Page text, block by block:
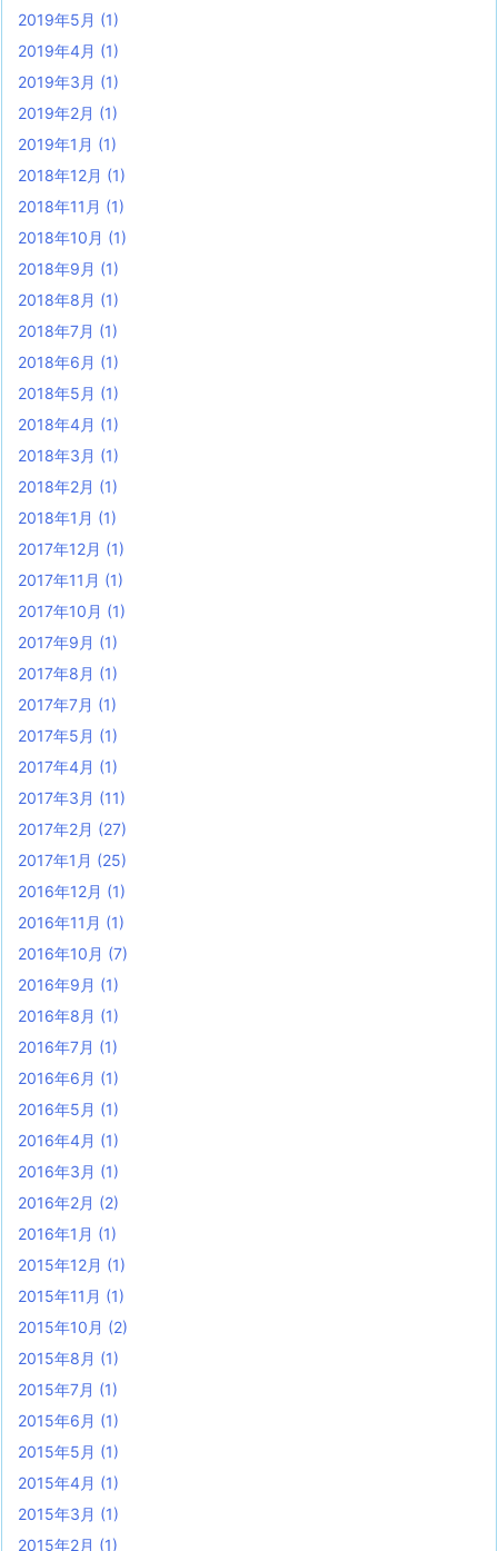
2019年5月 (1)
2019年4月 (1)
2019年3月 (1)
2019年2月 (1)
2019年1月 (1)
2018年12月 (1)
2018年11月 (1)
2018年10月 (1)
2018年9月 (1)
2018年8月 (1)
2018年7月 (1)
2018年6月 (1)
2018年5月 (1)
2018年4月 (1)
2018年3月 (1)
2018年2月 (1)
2018年1月 (1)
2017年12月 (1)
2017年11月 (1)
2017年10月 (1)
2017年9月 (1)
2017年8月 (1)
2017年7月 (1)
2017年5月 (1)
2017年4月 (1)
2017年3月 (11)
2017年2月 (27)
2017年1月 (25)
2016年12月 (1)
2016年11月 (1)
2016年10月 (7)
2016年9月 (1)
2016年8月 (1)
2016年7月 (1)
2016年6月 (1)
2016年5月 (1)
2016年4月 (1)
2016年3月 (1)
2016年2月 (2)
2016年1月 (1)
2015年12月 (1)
2015年11月 (1)
2015年10月 (2)
2015年8月 (1)
2015年7月 (1)
2015年6月 (1)
2015年5月 (1)
2015年4月 (1)
2015年3月 (1)
2015年2月 (1)